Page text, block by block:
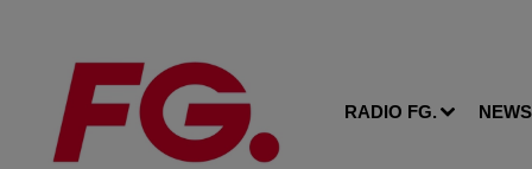
RADIO FG. NEWS